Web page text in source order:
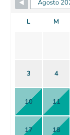
L M
3 4
10 11
17 18